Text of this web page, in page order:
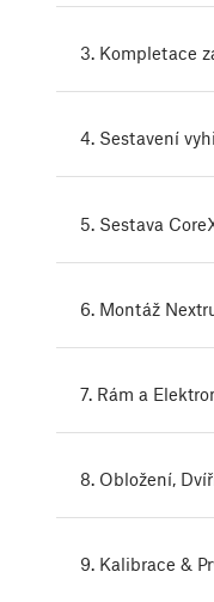
3. Kompletace
4. Sestavení
5. Sestava
6. Montáž
7. Rám a
8. Obložení,
9. Kalibrace &